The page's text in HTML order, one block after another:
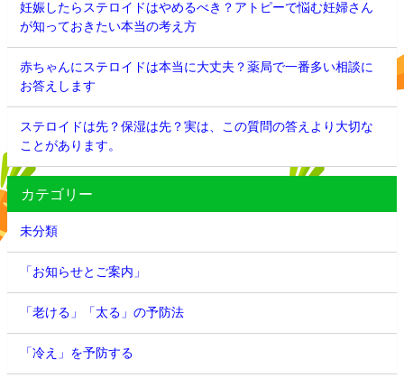
妊娠したらステロイドはやめるべき？アトピーで悩む妊婦さん
が知っておきたい本当の考え方
赤ちゃんにステロイドは本当に大丈夫？薬局で一番多い相談に
お答えします
ステロイドは先？保湿は先？実は、この質問の答えより大切な
ことがあります。
カテゴリー
未分類
「お知らせとご案内」
「老ける」「太る」の予防法
「冷え」を予防する